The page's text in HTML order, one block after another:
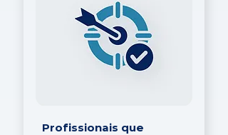
Profissionais que